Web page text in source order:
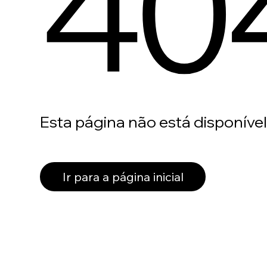
Esta página não está
Ir para a página inicial